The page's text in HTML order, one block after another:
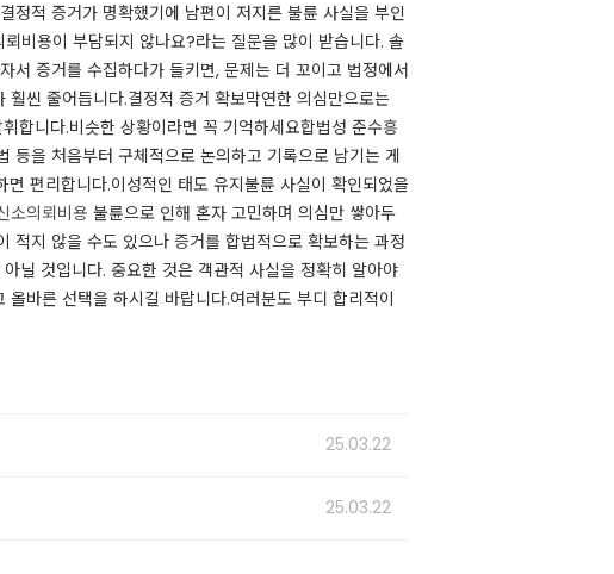
정적 증거가 명확했기에 남편이 저지른 불륜 사실을 부인
비용이 부담되지 않나요?라는 질문을 많이 받습니다. 솔
서 증거를 수집하다가 들키면, 문제는 더 꼬이고 법정에서
훨씬 줄어듭니다.결정적 증거 확보막연한 의심만으로는
합니다.​비슷한 상황이라면 꼭 기억하세요합법성 준수흥
등을 처음부터 구체적으로 논의하고 기록으로 남기는 게
편리합니다.이성적인 태도 유지불륜 사실이 확인되었을
소의뢰비용 불륜으로 인해 혼자 고민하며 의심만 쌓아두
적지 않을 수도 있으나 증거를 합법적으로 확보하는 과정
닐 것입니다. 중요한 것은 객관적 사실을 정확히 알아야
바른 선택을 하시길 바랍니다.여러분도 부디 합리적이
25.03.22
25.03.22